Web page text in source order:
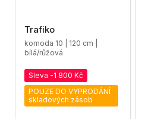
Trafiko
komoda 10 | 120 cm |
bílá/růžová
Sleva -1 800 Kč
POUZE DO VYPRODÁNÍ
skladových zásob